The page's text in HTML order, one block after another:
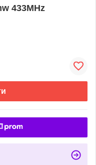
433MHz